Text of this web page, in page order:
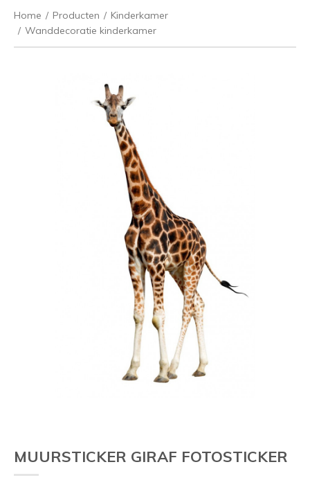
Home / Producten / Kinderkamer
/ Wanddecoratie kinderkamer
MUURSTICKER GIRAF FOTOSTICKER